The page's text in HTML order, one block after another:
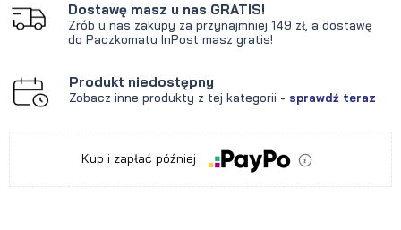
Dostawę masz u nas GRATIS!
Zrób u nas zakupy za przynajmniej 149 zł, a dostawę
do Paczkomatu InPost masz gratis!
Produkt niedostępny
Zobacz inne produkty z tej kategorii - sprawdź teraz
Kup i zapłać później